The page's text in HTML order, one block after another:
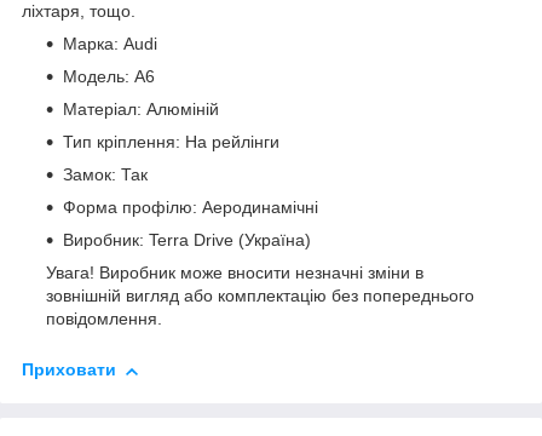
ліхтаря, тощо.
Марка: Audi
Модель: A6
Матеріал: Алюміній
Тип кріплення: На рейлінги
Замок: Так
Форма профілю: Аеродинамічні
Виробник: Terra Drive (Україна)
Увага! Виробник може вносити незначні зміни в
зовнішній вигляд або комплектацію без попереднього
повідомлення.
Приховати